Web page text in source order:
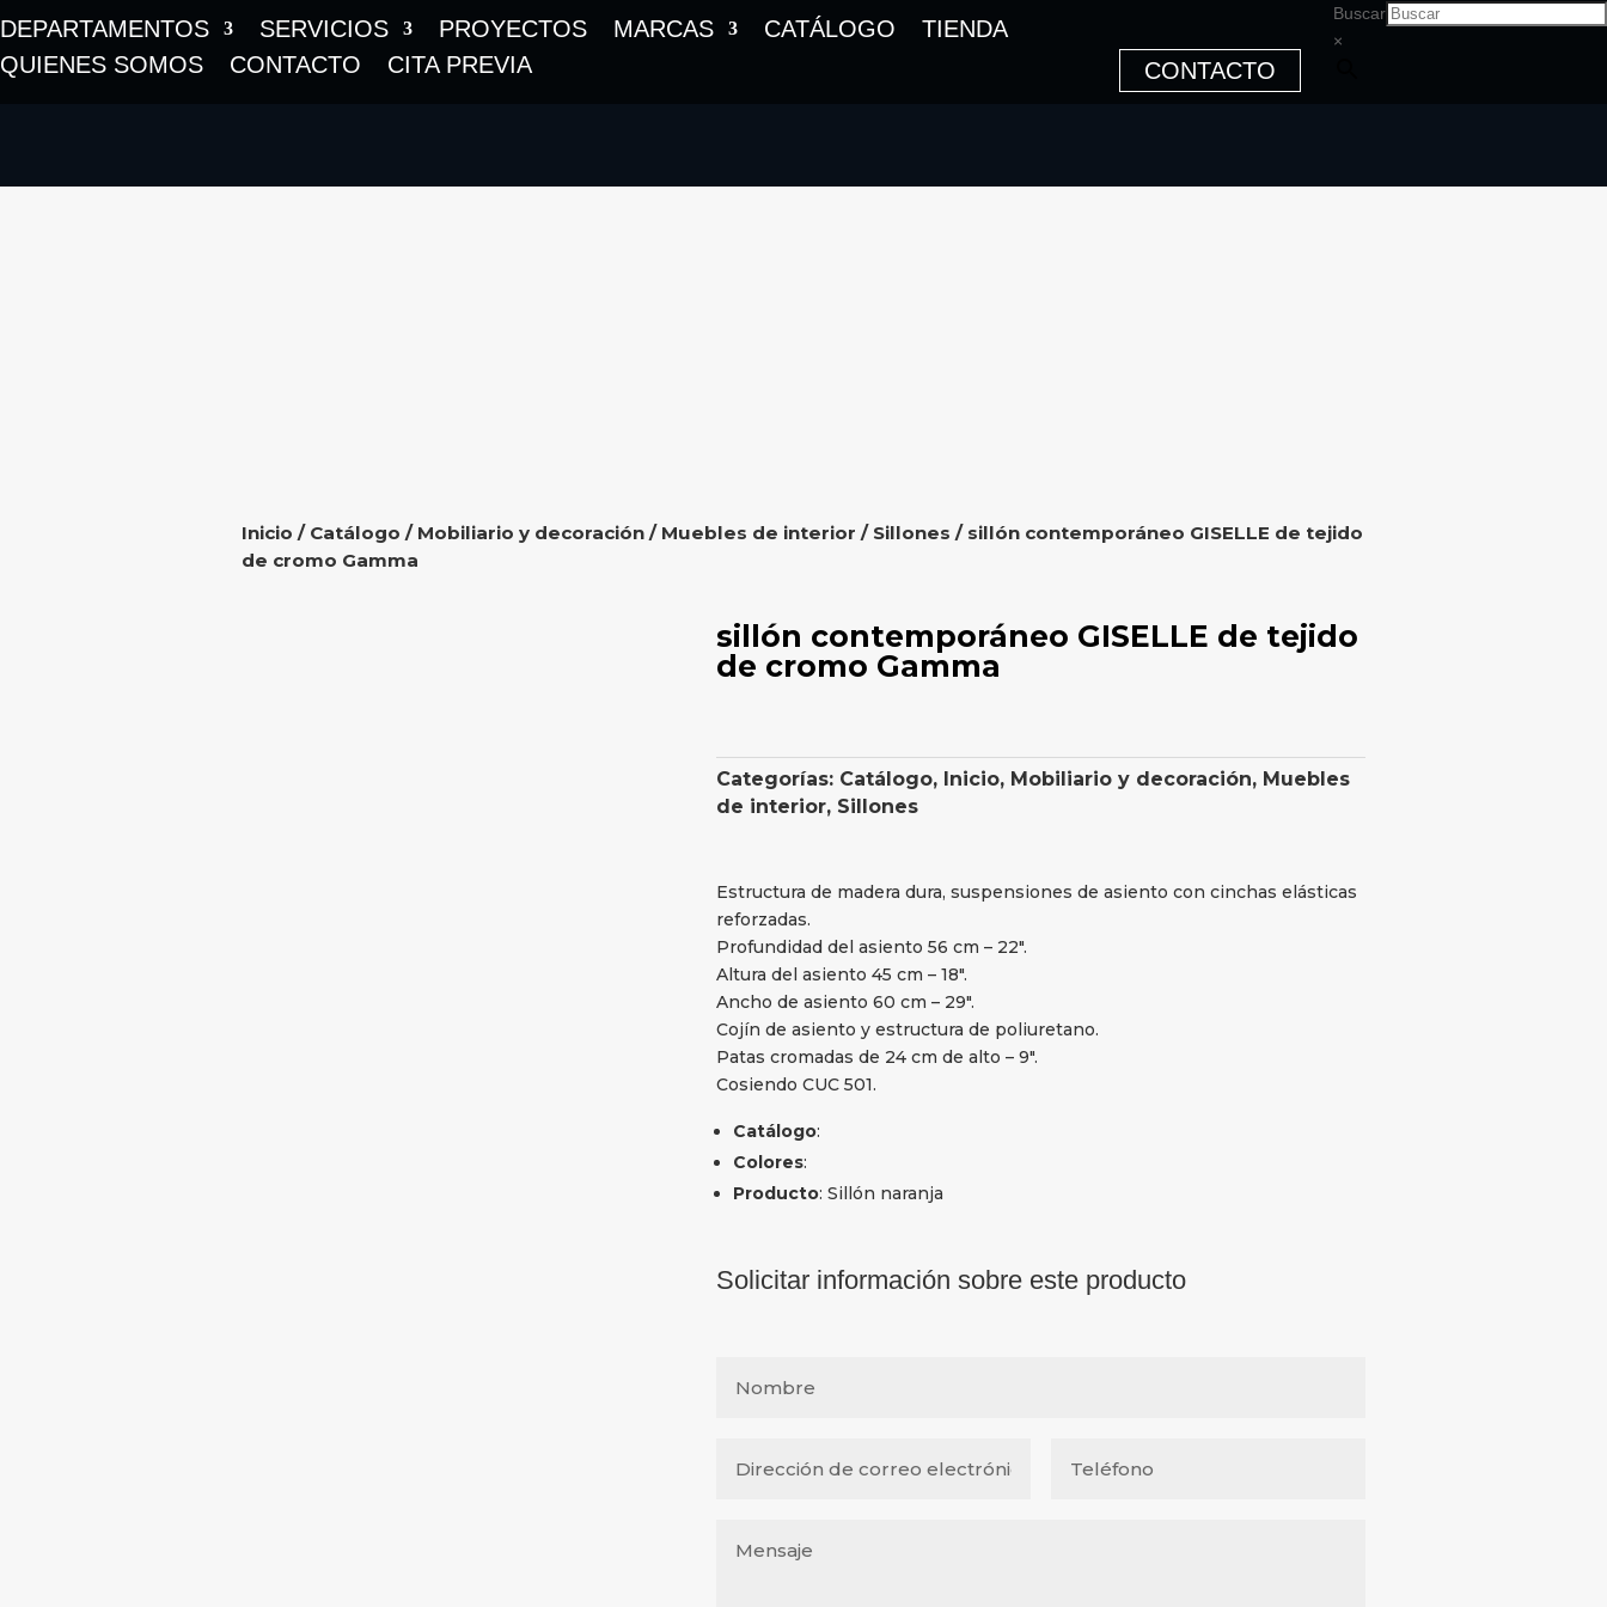
DEPARTAMENTOS SERVICIOS PROYECTOS MARCAS CATÁLOGO
TIENDA
QUIENES SOMOS
CONTACTO CITA PREVIA CONTACTO
Buscar
×
Inicio / Catálogo / Mobiliario y decoración/ Muebles de interior / Sillones / sillón contemporáneo GISELLE de tejido
de cromo Gamma
sillón contemporáneo GISELLE de tejido
de cromo Gamma
Categorías: Catálogo, Inicio, Mobiliario y decoración, Muebles
de interior, Sillones
Estructura de madera dura, suspensiones de asiento con cinchas elásticas
reforzadas.
Profundidad del asiento 56 cm – 22″.
Altura del asiento 45 cm – 18″.
Ancho de asiento 60 cm – 29″.
Cojín de asiento y estructura de poliuretano.
Patas cromadas de 24 cm de alto – 9″.
Cosiendo CUC 501.
Catálogo:
Colores:
Producto: Sillón naranja
Solicitar información sobre este producto